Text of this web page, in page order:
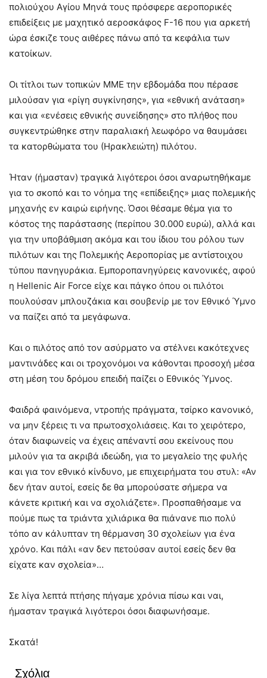
πολιούχου Αγίου Μηνά τους πρόσφερε αεροπορικές
επιδείξεις με μαχητικό αεροσκάφος F-16 που για αρκετή
ώρα έσκιζε τους αιθέρες πάνω από τα κεφάλια των
κατοίκων.
Οι τίτλοι των τοπικών ΜΜΕ την εβδομάδα που πέρασε
μιλούσαν για «ρίγη συγκίνησης», για «εθνική ανάταση»
και για «ενέσεις εθνικής συνείδησης» στο πλήθος που
συγκεντρώθηκε στην παραλιακή λεωφόρο να θαυμάσει
τα κατορθώματα του (Ηρακλειώτη) πιλότου.
Ήταν (ήμασταν) τραγικά λιγότεροι όσοι αναρωτηθήκαμε
για το σκοπό και το νόημα της «επίδειξης» μιας πολεμικής
μηχανής εν καιρώ ειρήνης. Όσοι θέσαμε θέμα για το
κόστος της παράστασης (περίπου 30.000 ευρώ), αλλά και
για την υποβάθμιση ακόμα και του ίδιου του ρόλου των
πιλότων και της Πολεμικής Αεροπορίας με αντίστοιχου
τύπου πανηγυράκια. Εμποροπανηγύρεις κανονικές, αφού
η Hellenic Air Force είχε και πάγκο όπου οι πιλότοι
πουλούσαν μπλουζάκια και σουβενίρ με τον Εθνικό Ύμνο
να παίζει από τα μεγάφωνα.
Και ο πιλότος από τον ασύρματο να στέλνει κακότεχνες
μαντινάδες και οι τροχονόμοι να κάθονται προσοχή μέσα
στη μέση του δρόμου επειδή παίζει ο Εθνικός Ύμνος.
Φαιδρά φαινόμενα, ντροπής πράγματα, τσίρκο κανονικό,
να μην ξέρεις τι να πρωτοσχολιάσεις. Και το χειρότερο,
όταν διαφωνείς να έχεις απέναντί σου εκείνους που
μιλούν για τα ακριβά ιδεώδη, για το μεγαλείο της φυλής
και για τον εθνικό κίνδυνο, με επιχειρήματα του στυλ: «Αν
δεν ήταν αυτοί, εσείς δε θα μπορούσατε σήμερα να
κάνετε κριτική και να σχολιάζετε». Προσπαθήσαμε να
πούμε πως τα τριάντα χιλιάρικα θα πιάνανε πιο πολύ
τόπο αν κάλυπταν τη θέρμανση 30 σχολείων για ένα
χρόνο. Και πάλι «αν δεν πετούσαν αυτοί εσείς δεν θα
είχατε καν σχολεία»…
Σε λίγα λεπτά πτήσης πήγαμε χρόνια πίσω και ναι,
ήμασταν τραγικά λιγότεροι όσοι διαφωνήσαμε.
Σκατά!
Σχόλια